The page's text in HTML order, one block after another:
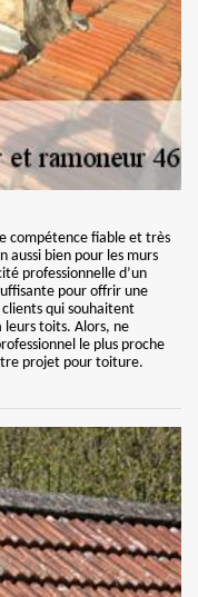
compétence fiable et très
aussi bien pour les murs
professionnelle d’un
pour offrir une
qui souhaitent
toits. Alors, ne
le plus proche
projet pour toiture.